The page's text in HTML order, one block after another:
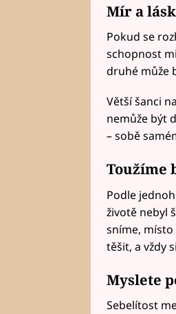
Mír a
Pokud se
schopnost
druhé může
Větší šanci
nemůže být
– sobě
Toužíme
Podle
životě nebyl
sníme, místo
těšit, a vždy
Myslete
Sebelítost